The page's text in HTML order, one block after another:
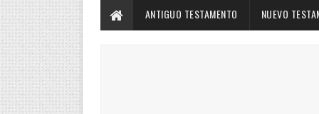
ANTIGUO TESTAMENTO NUEVO